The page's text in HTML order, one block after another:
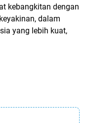
kebangkitan dengan
dalam
yang lebih kuat,